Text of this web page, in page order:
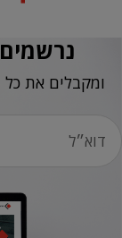
ומקבלים את